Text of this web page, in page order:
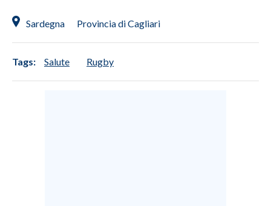
Sardegna Provincia di Cagliari
Tags: Salute Rugby